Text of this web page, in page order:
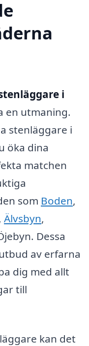
i
en utmaning.
stenläggare i
öka dina
matchen
som Boden,
Älvsbyn,
Dessa
av erfarna
dig med allt
till
kan det